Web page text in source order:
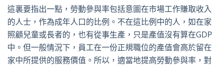
這裏要指出一點，勞動參與率包括意圖在市場工作賺取收入
的人士，作為成年人口的比例。不在這比例中的人，如在家
照顧兒童或長者的，也有從事生產，只是產值沒有算在GDP
中。但一般情況下，員工在一份正規職位的產值會高於留在
家中所提供的服務價值。所以，適當地提高勞動參與率，對